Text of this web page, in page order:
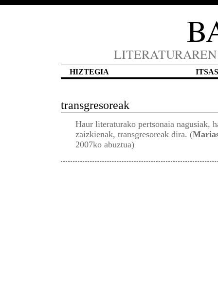
HIZTEGIA
transgresoreak
Haur literaturako pertsonaia nagusiak,
zaizkienak, transgresoreak dira. (
2007ko abuztua)